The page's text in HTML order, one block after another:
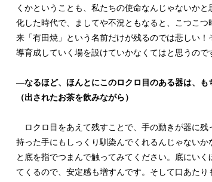
くかということも、私たちの使命なんじゃないか
化した時代で、ましてや不況ともなると、こつこ
来「有田焼」という名前だけが残るのでは悲しい
導育成していく場を設けていかなくてはと思うので
―なるほど、ほんとにこのロクロ目のある器は、も
（出されたお茶を飲みながら）
ロクロ目をあえて残すことで、手の動きが器に残
持った手にもしっくり馴染んでくれるんじゃないか
と底を指でつまんで触ってみてください。底にいく
てくるので、安定感も増すんです。そして口あたり